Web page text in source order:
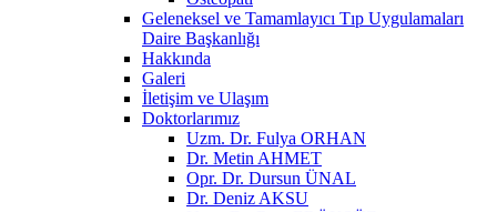
Geleneksel ve Tamamlayıcı Tıp Uygulamaları
Daire Başkanlığı
Hakkında
Galeri
İletişim ve Ulaşım
Doktorlarımız
Uzm. Dr. Fulya ORHAN
Dr. Metin AHMET
Opr. Dr. Dursun ÜNAL
Dr. Deniz AKSU